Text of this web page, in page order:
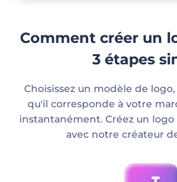
Comment créer un
3 étapes
Choisissez un modèle de
qu'il corresponde à votre
instantanément. Créez un
avec notre créateur